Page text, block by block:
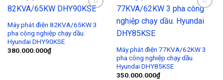
Wishlist
Máy phát điện 82KVA/65KW 3
pha công nghiệp chạy dầu.
Hyundai DHY90KSE
380.000.000₫
Add to
Wishlist
Máy phát điện 77KVA/62KW 3
pha công nghiệp chạy dầu.
Hyundai DHY85KSE
350.000.000₫